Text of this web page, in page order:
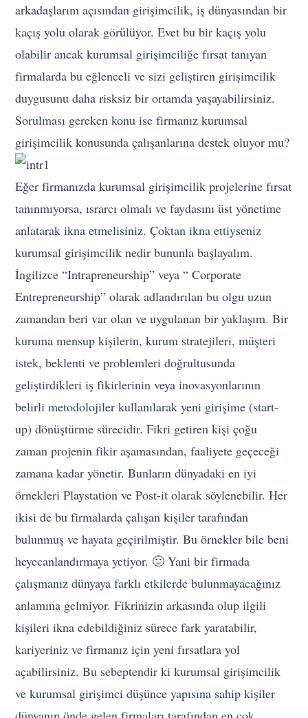
arkadaşlarım açısından girişimcilik, iş dünyasından bir
kaçış yolu olarak görülüyor. Evet bu bir kaçış yolu
olabilir ancak kurumsal girişimciliğe fırsat tanıyan
firmalarda bu eğlenceli ve sizi geliştiren girişimcilik
duygusunu daha risksiz bir ortamda yaşayabilirsiniz.
Sorulması gereken konu ise firmanız kurumsal
girişimcilik konusunda çalışanlarına destek oluyor mu?
Eğer firmanızda kurumsal girişimcilik projelerine fırsat
tanınmıyorsa, ısrarcı olmalı ve faydasını üst yönetime
anlatarak ikna etmelisiniz. Çoktan ikna ettiyseniz
kurumsal girişimcilik nedir bununla başlayalım.
İngilizce “Intrapreneurship” veya “ Corporate
Entrepreneurship” olarak adlandırılan bu olgu uzun
zamandan beri var olan ve uygulanan bir yaklaşım. Bir
kuruma mensup kişilerin, kurum stratejileri, müşteri
istek, beklenti ve problemleri doğrultusunda
geliştirdikleri iş fikirlerinin veya inovasyonlarının
belirli metodolojiler kullanılarak yeni girişime (start-
up) dönüştürme sürecidir. Fikri getiren kişi çoğu
zaman projenin fikir aşamasından, faaliyete geçeceği
zamana kadar yönetir. Bunların dünyadaki en iyi
örnekleri Playstation ve Post-it olarak söylenebilir. Her
ikisi de bu firmalarda çalışan kişiler tarafından
bulunmuş ve hayata geçirilmiştir. Bu örnekler bile beni
heyecanlandırmaya yetiyor. 🙂 Yani bir firmada
çalışmanız dünyaya farklı etkilerde bulunmayacağınız
anlamına gelmiyor. Fikrinizin arkasında olup ilgili
kişileri ikna edebildiğiniz sürece fark yaratabilir,
kariyeriniz ve firmanız için yeni fırsatlara yol
açabilirsiniz. Bu sebeptendir ki kurumsal girişimcilik
ve kurumsal girişimci düşünce yapısına sahip kişiler